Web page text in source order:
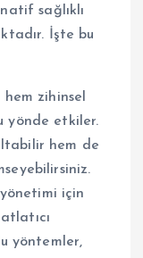
sağlıklı
İşte bu
zihinsel
yönde etkiler.
hem de
için
yöntemler,